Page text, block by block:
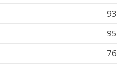
93
95
76